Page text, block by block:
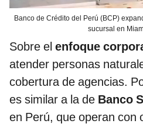
Banco de Crédito del Perú (BCP)
sucursal en
Sobre el enfoque
atender personas
cobertura de agencias.
es similar a la de Banco
en Perú, que operan con